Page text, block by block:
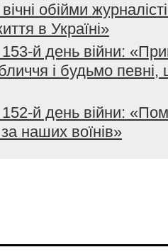
обійми
в Україні»
й день війни:
і будьмо певні,
й день війни:
наших воїнів»